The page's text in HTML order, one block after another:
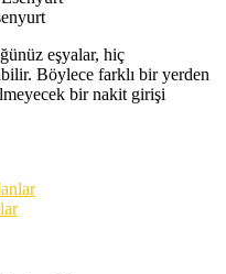
eşyalar, hiç
Böylece farklı bir yerden
bir nakit girişi